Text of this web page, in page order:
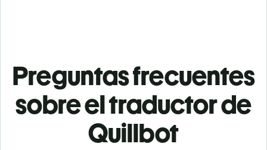
Preguntas frecuentes
sobre el traductor de
Quillbot